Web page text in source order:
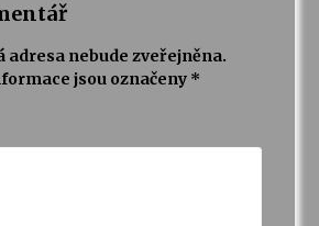
adresa nebude zveřejněna.
jsou označeny *